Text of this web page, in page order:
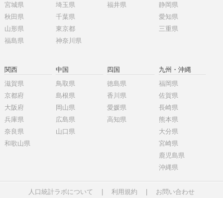
宮城県
秋田県
山形県
福島県
埼玉県
千葉県
東京都
神奈川県
福井県
静岡県
愛知県
三重県
関西
滋賀県
京都府
大阪府
兵庫県
奈良県
和歌山県
中国
鳥取県
島根県
岡山県
広島県
山口県
四国
徳島県
香川県
愛媛県
高知県
九州・沖縄
福岡県
佐賀県
長崎県
熊本県
大分県
宮崎県
鹿児島県
沖縄県
人口統計ラボについて 利用規約 お問い合わせ